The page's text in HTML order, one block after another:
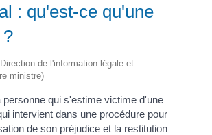
: qu'est-ce qu'une
de l'information légale et
ministre)
personne qui s'estime victime d'une
intervient dans une procédure pour
de son préjudice et la restitution